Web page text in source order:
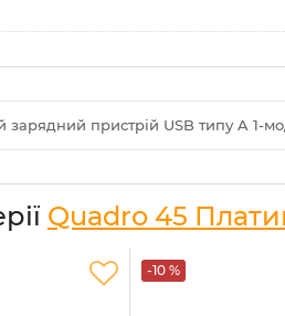
пристрій USB типу A 1-
Quadro 45
-10 %